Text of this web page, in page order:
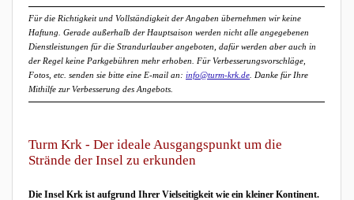
Für die Richtigkeit und Vollständigkeit der Angaben übernehmen wir keine
Haftung. Gerade außerhalb der Hauptsaison werden nicht alle angegebenen
Dienstleistungen für die Strandurlauber angeboten, dafür werden aber auch in
der Regel keine Parkgebühren mehr erhoben. Für Verbesserungsvorschläge,
Fotos, etc. senden sie bitte eine E-mail an: info@turm-krk.de . Danke für Ihre
Mithilfe zur Verbesserung des Angebots.
Turm Krk - Der ideale Ausgangspunkt um die
Strände der Insel zu erkunden
Die Insel Krk ist aufgrund Ihrer Vielseitigkeit wie ein kleiner Kontinent.